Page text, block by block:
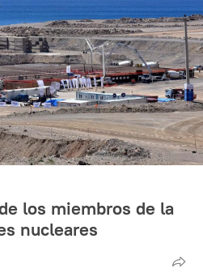
los miembros de la
nucleares